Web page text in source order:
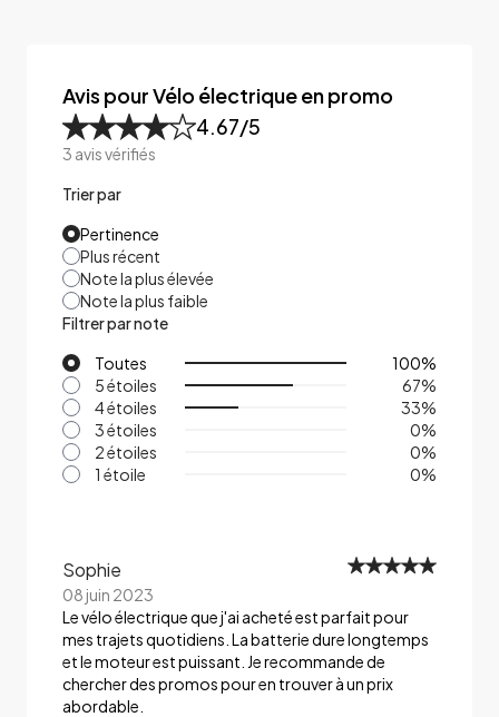
Avis pour Vélo électrique en promo
4.67/5
3 avis vérifiés
Trier par
Pertinence
Plus récent
Note la plus élevée
Note la plus faible
Filtrer par note
Toutes
100%
5 étoiles
67%
4 étoiles
33%
3 étoiles
0%
2 étoiles
0%
1 étoile
0%
Sophie
08 juin 2023
Le vélo électrique que j'ai acheté est parfait pour
mes trajets quotidiens. La batterie dure longtemps
et le moteur est puissant. Je recommande de
chercher des promos pour en trouver à un prix
abordable.